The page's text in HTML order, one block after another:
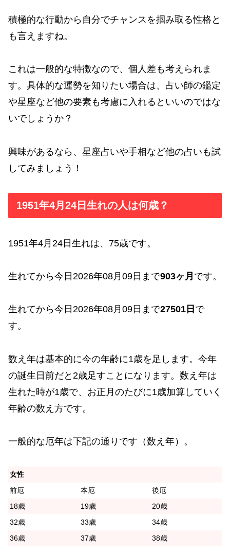
積極的な行動から自分でチャンスを掴み取る性格と
も言えますね。
これは一般的な特徴なので、個人差も考えられま
す。具体的な運勢を知りたい場合は、占い師の鑑定
や星座など他の要素も考慮に入れるといいのではな
いでしょうか？
興味があるなら、星座占いや手相など他の占いも試
してみましょう！
1951年4月24日生れの人は何歳？
1951年4月24日生れは、75歳です。
生れてから今日2026年08月09日まで903ヶ月 です。
生れてから今日2026年08月09日まで27501日 で
す。
数え年は基本的に今の年齢に1歳を足します。今年
の誕生日前だと2歳足すことになります。数え年は
生れた時が1歳で、お正月のたびに1歳加算していく
年齢の数え方です。
一般的な厄年は下記の通りです（数え年）。
女性
前厄
本厄
後厄
18歳
19歳
20歳
32歳
33歳
34歳
36歳
37歳 38歳